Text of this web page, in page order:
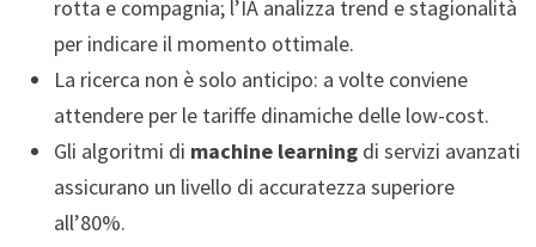
rotta e compagnia; l’IA analizza trend e stagionalità
per indicare il momento ottimale.
La ricerca non è solo anticipo: a volte conviene
attendere per le tariffe dinamiche delle low-cost.
Gli algoritmi di machine learningdi servizi avanzati
assicurano un livello di accuratezza superiore
all’80%.